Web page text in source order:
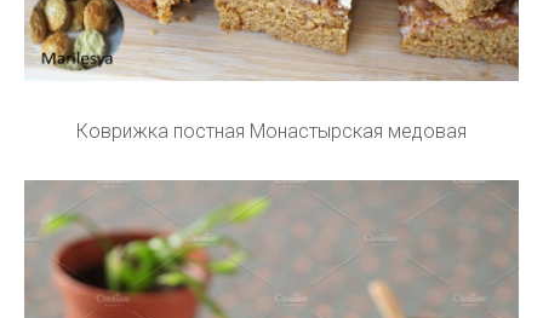
Коврижка постная Монастырская медовая